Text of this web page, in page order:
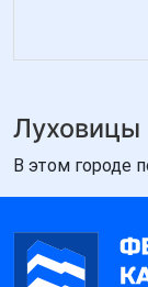
Луховицы
В этом городе